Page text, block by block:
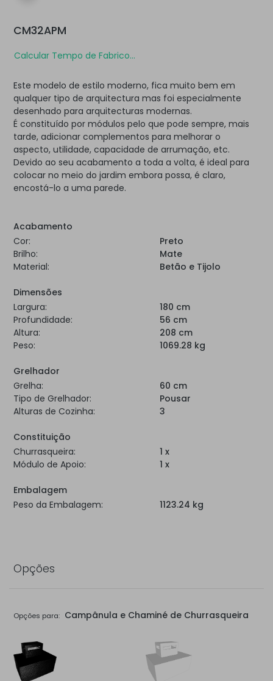
CM32APM
Calcular Tempo de Fabrico...
Este modelo de estilo moderno, fica muito bem em
qualquer tipo de arquitectura mas foi especialmente
desenhado para arquitecturas modernas.
É constituído por módulos pelo que pode sempre, mais
tarde, adicionar complementos para melhorar o
aspecto, utilidade, capacidade de arrumação, etc.
Devido ao seu acabamento a toda a volta, é ideal para
colocar no meio do jardim embora possa, é claro,
encostá-lo a uma parede.
Acabamento
Cor:
Preto
Brilho:
Mate
Material:
Betão e Tijolo
Dimensões
Largura:
180 cm
Profundidade:
56 cm
Altura:
208 cm
Peso:
1069.28 kg
Grelhador
Grelha:
60 cm
Tipo de Grelhador:
Pousar
Alturas de Cozinha:
3
Constituição
Churrasqueira:
1 x
Módulo de Apoio:
1 x
Embalagem
Peso da Embalagem:
1123.24 kg
Opções
Opções para: Campânula e Chaminé de Churrasqueira